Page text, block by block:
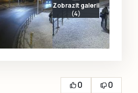
Zobrazit galerii
(4)
0
0